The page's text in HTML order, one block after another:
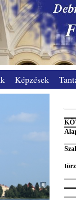
Képzések